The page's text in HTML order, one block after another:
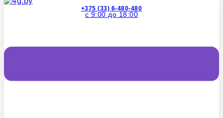
+375 (33) 6-480-480
с 9:00 до 18:00